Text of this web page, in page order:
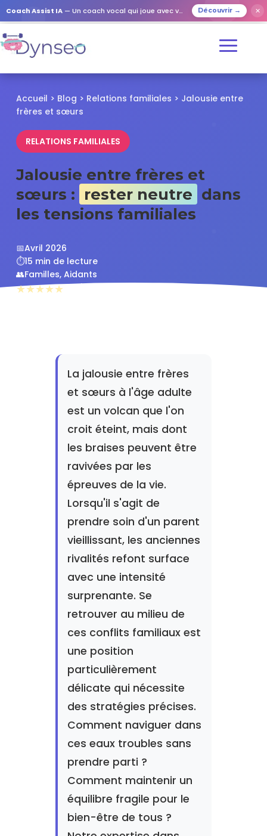
Coach Assist IA — Un coach vocal qui joue avec vos proches Découvrir → ✕
Accueil > Blog > Relations familiales > Jalousie entre
frères et sœurs
RELATIONS FAMILIALES
Jalousie entre frères et
sœurs : rester neutre dans
les tensions familiales
📅Avril 2026
⏱️15 min de lecture
👥Familles, Aidants
★★★★★
La jalousie entre frères
et sœurs à l'âge adulte
est un volcan que l'on
croit éteint, mais dont
les braises peuvent être
ravivées par les
épreuves de la vie.
Lorsqu'il s'agit de
prendre soin d'un parent
vieillissant, les anciennes
rivalités refont surface
avec une intensité
surprenante. Se
retrouver au milieu de
ces conflits familiaux est
une position
particulièrement
délicate qui nécessite
des stratégies précises.
Comment naviguer dans
ces eaux troubles sans
prendre parti ?
Comment maintenir un
équilibre fragile pour le
bien-être de tous ?